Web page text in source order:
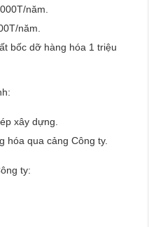
năm.
năm.
bốc dỡ hàng hóa 1 triệu
xây dựng.
hóa qua cảng Công ty.
ty: